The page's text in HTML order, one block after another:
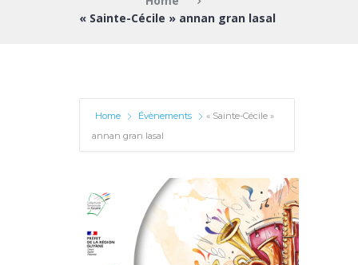
« Sainte-Cécile » annan gran lasal
Home Évènements
« Sainte-Cécile »
annan gran lasal